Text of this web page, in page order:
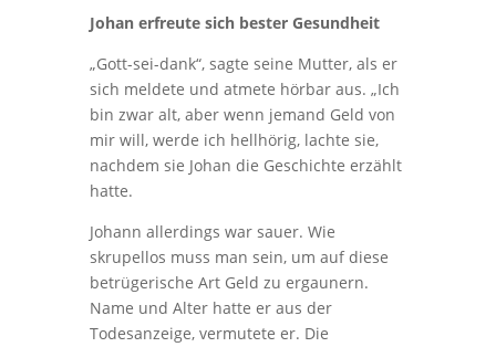
Johan erfreute sich bester Gesundheit
„Gott-sei-dank“, sagte seine Mutter, als er
sich meldete und atmete hörbar aus. „Ich
bin zwar alt, aber wenn jemand Geld von
mir will, werde ich hellhörig, lachte sie,
nachdem sie Johan die Geschichte erzählt
hatte.
Johann allerdings war sauer. Wie
skrupellos muss man sein, um auf diese
betrügerische Art Geld zu ergaunern.
Name und Alter hatte er aus der
Todesanzeige, vermutete er. Die